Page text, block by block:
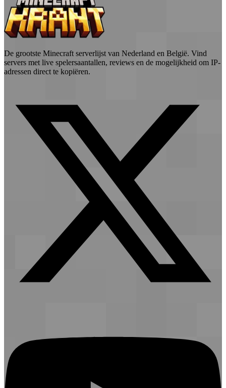
De grootste Minecraft serverlijst van Nederland en België. Vind
servers met live spelersaantallen, reviews en de mogelijkheid om IP-
adressen direct te kopiëren.